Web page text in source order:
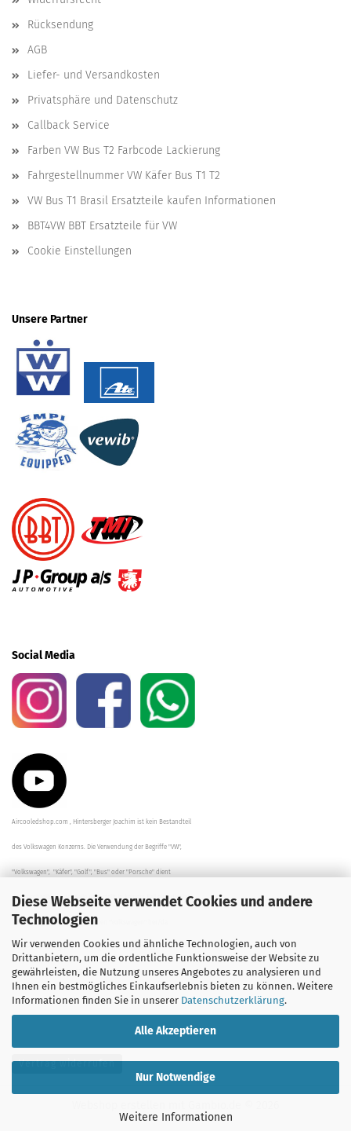
Diese Webseite verwendet Cookies und andere
Technologien
Wir verwenden Cookies und ähnliche Technologien, auch von
Drittanbietern, um die ordentliche Funktionsweise der Website zu
gewährleisten, die Nutzung unseres Angebotes zu analysieren und
Ihnen ein bestmögliches Einkaufserlebnis bieten zu können. Weitere
Informationen finden Sie in unserer Datenschutzerklärung.
Alle Akzeptieren
Nur Notwendige
Weitere Informationen
Rücksendung
AGB
Liefer- und Versandkosten
Privatsphäre und Datenschutz
Callback Service
Farben VW Bus T2 Farbcode Lackierung
Fahrgestellnummer VW Käfer Bus T1 T2
VW Bus T1 Brasil Ersatzteile kaufen Informationen
BBT4VW BBT Ersatzteile für VW
Cookie Einstellungen
Unsere Partner
Social Media
Aircooledshop.com , Hintersberger Joachim ist kein Bestandteil
des Volkswagen Konzerns. Die Verwendung der Begriffe "VW",
"Volkswagen", "Käfer", "Golf", "Bus" oder "Porsche" dient
der Beschreibung der Teile und stellt in keinem Fall eine direkte
Verbindung zu dem Unternehmen "Volkswagen" her/da.
Die Beschreibungen, Zeichnungen und Angaben zur
Verwendung sind sorgfältig überprüft worden.
Vertrag widerrufen